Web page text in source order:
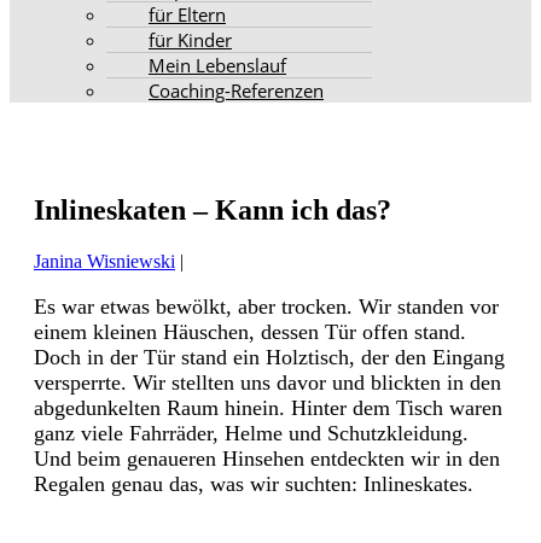
für Eltern
für Kinder
Mein Lebenslauf
Coaching-Referenzen
Inlineskaten – Kann ich das?
Janina Wisniewski |
Es war etwas bewölkt, aber trocken. Wir standen vor
einem kleinen Häuschen, dessen Tür offen stand.
Doch in der Tür stand ein Holztisch, der den Eingang
versperrte. Wir stellten uns davor und blickten in den
abgedunkelten Raum hinein. Hinter dem Tisch waren
ganz viele Fahrräder, Helme und Schutzkleidung.
Und beim genaueren Hinsehen entdeckten wir in den
Regalen genau das, was wir suchten: Inlineskates.